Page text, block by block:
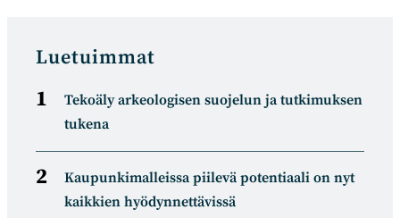
Luetuimmat
Tekoäly arkeologisen suojelun ja tutkimuksen
tukena
Kaupunkimalleissa piilevä potentiaali on nyt
kaikkien hyödynnettävissä